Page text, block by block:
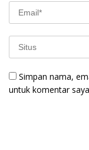
Simpan nama,
untuk komentar